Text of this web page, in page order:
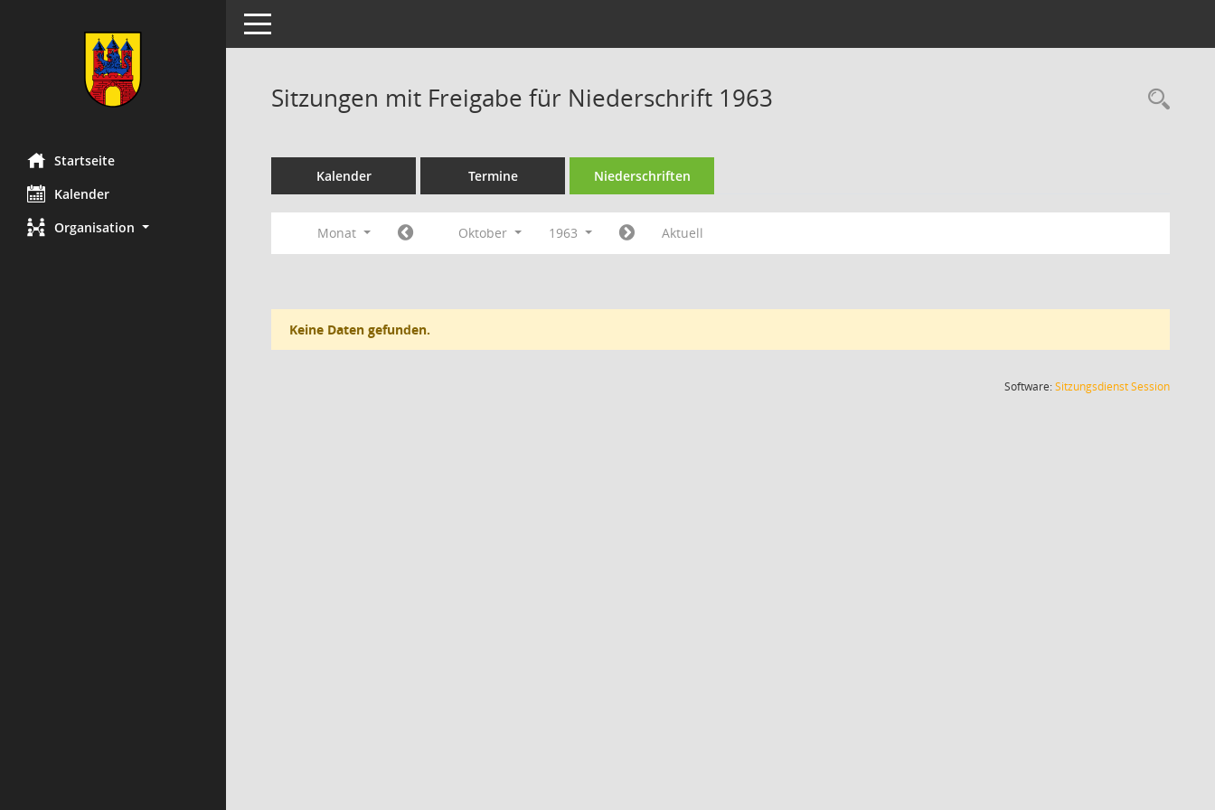
Startseite
Kalender
Organisation
Toggle navigation
Sitzungen mit Freigabe für Niederschrift 1963
Kalender Termine Niederschriften
Monat Oktober 1963 Aktuell
Keine Daten gefunden.
Software:SitzungsdienstSession(Wird in